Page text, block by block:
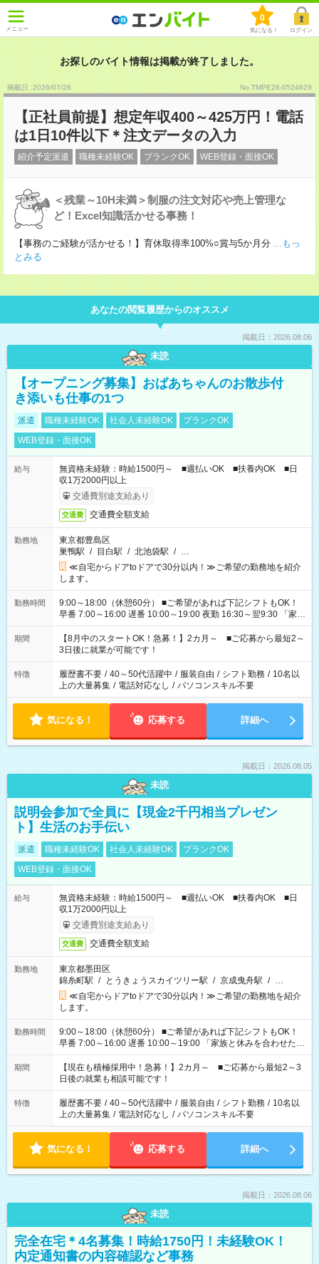
メニュー
0
気になる！ ログイン
お探しのバイト情報は掲載が終了しました。
掲載日 :2026/07/26 No.TMPE26-0524629
【正社員前提】想定年収400～425万円！電話
は1日10件以下＊注文データの入力
紹介予定派遣 職種未経験OK ブランクOK WEB登録・面接OK
＜残業～10H未満＞制服の注文対応や売上管理な
ど！Excel知識活かせる事務！
【事務のご経験が活かせる！】育休取得率100%○賞与5か月分 ...もっ
とみる
あなたの閲覧履歴からのオススメ
掲載日：2026.08.06
未読
【オープニング募集】おばあちゃんのお散歩付
き添いも仕事の1つ
派遣 職種未経験OK 社会人未経験OK
ブランクOK
WEB登録・面接OK
給与
無資格未経験：時給1500円～ ■週払いOK ■扶養内OK ■日
収1万2000円以上
交通費別途支給あり
交通費 交通費全額支給
勤務地
東京都豊島区
巣鴨駅 / 目白駅 / 北池袋駅 / …
≪自宅からドアtoドアで30分以内！≫ご希望の勤務地を紹介
します。
勤務時間
9:00～18:00（休憩60分） ■ご希望があれば下記シフトもOK！
早番 7:00～16:00 遅番 10:00～19:00 夜勤 16:30～翌9:30 「家族
と休みを合わせたい」 「余裕を持って夕飯の準備がしたい」
「できれば残業はしたくない」 など、ご希望を教えてください
ね。 ※Wワーク希望の方へ 今ご覧のお仕事で希望する勤務時間
と、もう1つのお仕事の勤務時間。 合計で週40時間を超える場
合は応募できません。
期間
【8月中のスタートOK！急募！】2カ月～ ■ご応募から最短2～
3日後に就業が可能です！
特徴 履歴書不要 / 40～50代活躍中 / 服装自由 / シフト勤務 / 10名以
上の大量募集 / 電話対応なし / パソコンスキル不要
気になる！ 応募する 詳細へ
掲載日：2026.08.05
未読
説明会参加で全員に【現金2千円相当プレゼン
ト】生活のお手伝い
派遣 職種未経験OK 社会人未経験OK
ブランクOK
WEB登録・面接OK
給与
無資格未経験：時給1500円～ ■週払いOK ■扶養内OK ■日
収1万2000円以上
交通費別途支給あり
交通費 交通費全額支給
勤務地
東京都墨田区
錦糸町駅 / とうきょうスカイツリー駅 / 京成曳舟駅 / …
≪自宅からドアtoドアで30分以内！≫ご希望の勤務地を紹介
します。
勤務時間
9:00～18:00（休憩60分） ■ご希望があれば下記シフトもOK！
早番 7:00～16:00 遅番 10:00～19:00 「家族と休みを合わせた
い」 「余裕を持って夕飯の準備がしたい」 「できれば残業はし
たくない」 など、ご希望を教えてくださいね。 ※Wワーク希望
の方へ 今ご覧のお仕事で希望する勤務時間と、もう1つのお仕事
の勤務時間。 合計で週40時間を超える場合は応募できません。
期間
【現在も積極採用中！急募！】2カ月～ ■ご応募から最短2～3
日後の就業も相談可能です！
特徴 履歴書不要 / 40～50代活躍中 / 服装自由 / シフト勤務 / 10名以
上の大量募集 / 電話対応なし / パソコンスキル不要
気になる！ 応募する 詳細へ
掲載日：2026.08.06
未読
完全在宅＊4名募集！時給1750円！未経験OK！
内定通知書の内容確認など事務